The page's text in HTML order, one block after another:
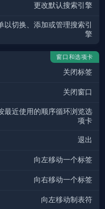
更改默认搜索引擎
以切换、添加或管理搜索引
擎
窗口和选项卡
关闭标签
关闭窗口
最近使用的顺序循环浏览选
项卡
退出
向左移动一个标签
向右移动一个标签
向左移动制表符